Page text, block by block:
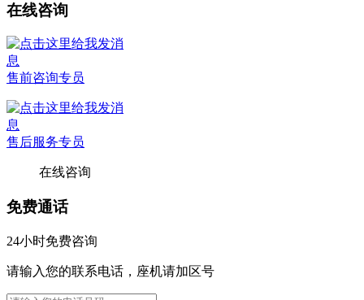
在线咨询
售前咨询专员
售后服务专员
在线咨询
免费通话
24小时免费咨询
请输入您的联系电话，座机请加区号